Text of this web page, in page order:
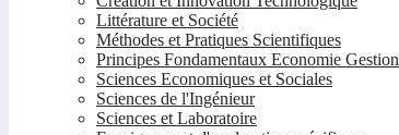
Littérature et Société
Méthodes et Pratiques Scientifiques
Principes Fondamentaux Economie Gestion
Sciences Economiques et Sociales
Sciences de l'Ingénieur
Sciences et Laboratoire